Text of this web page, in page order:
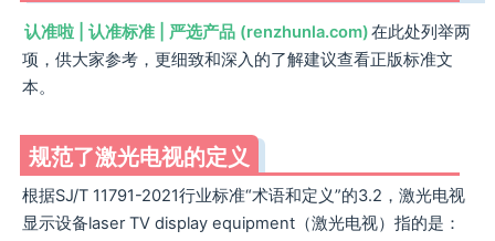
认准啦 | 认准标准 | 严选产品 (renzhunla.com)在此处列举两
项，供大家参考，更细致和深入的了解建议查看正版标准文
本。
规范了激光电视的定义
根据SJ/T 11791-2021行业标准“术语和定义”的3.2，激光电视
显示设备laser TV display equipment（激光电视）指的是：